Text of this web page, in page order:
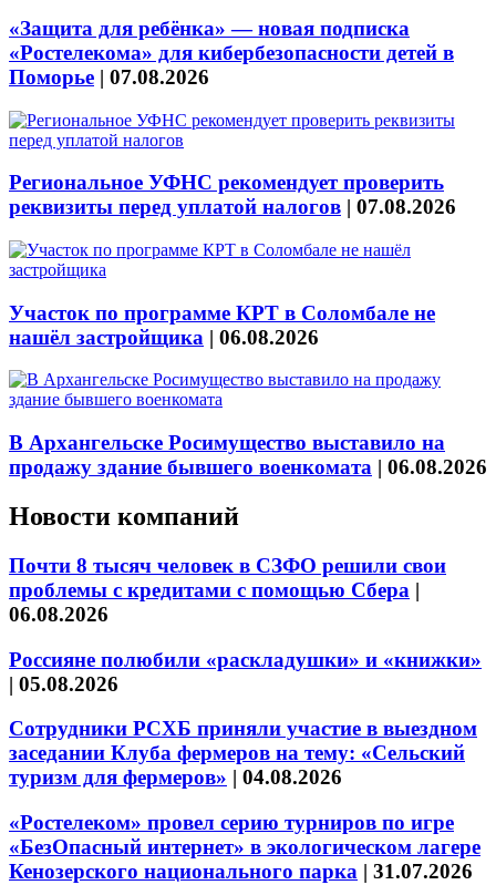
«Защита для ребёнка» — новая подписка
«Ростелекома» для кибербезопасности детей в
Поморье | 07.08.2026
Региональное УФНС рекомендует проверить
реквизиты перед уплатой налогов | 07.08.2026
Участок по программе КРТ в Соломбале не
нашёл застройщика | 06.08.2026
В Архангельске Росимущество выставило на
продажу здание бывшего военкомата | 06.08.2026
Новости компаний
Почти 8 тысяч человек в СЗФО решили свои
проблемы с кредитами с помощью Сбера |
06.08.2026
Россияне полюбили «раскладушки» и «книжки»
| 05.08.2026
Сотрудники РСХБ приняли участие в выездном
заседании Клуба фермеров на тему: «Сельский
туризм для фермеров» | 04.08.2026
«Ростелеком» провел серию турниров по игре
«БезОпасный интернет» в экологическом лагере
Кенозерского национального парка | 31.07.2026